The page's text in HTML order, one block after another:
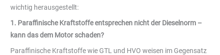
wichtig herausgestellt:
1. Paraffinische Kraftstoffe entsprechen nicht der Dieselnorm –
kann das dem Motor schaden?
Paraffinische Kraftstoffe wie GTL und HVO weisen im Gegensatz